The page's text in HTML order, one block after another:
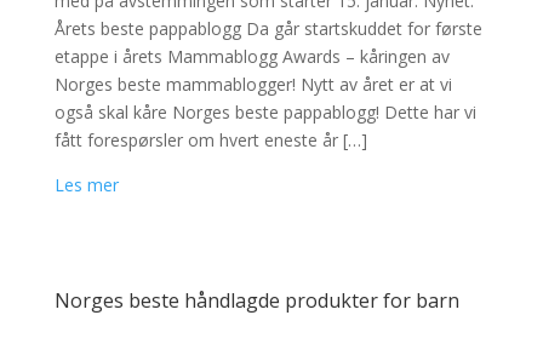
Årets beste pappablogg Da går startskuddet for første
etappe i årets Mammablogg Awards – kåringen av
Norges beste mammablogger! Nytt av året er at vi
også skal kåre Norges beste pappablogg! Dette har vi
fått forespørsler om hvert eneste år […]
Les mer
Norges beste håndlagde produkter for barn